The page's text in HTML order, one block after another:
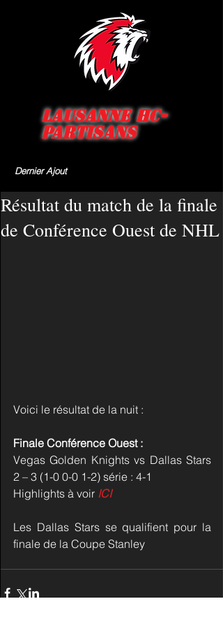
Lausanne HC-
Partisans
Dernier Ajout
Résultat du match de la finale
de Conférence Ouest de NHL
Voici le résultat de la nuit :
Finale Conférence Ouest :
Vegas Golden Knights vs Dallas Stars
2 – 3 (1-0 0-0 1-2) série : 4-1
Highlights à voir ICI
Les Dallas Stars se qualifient pour la
finale de la Coupe Stanley